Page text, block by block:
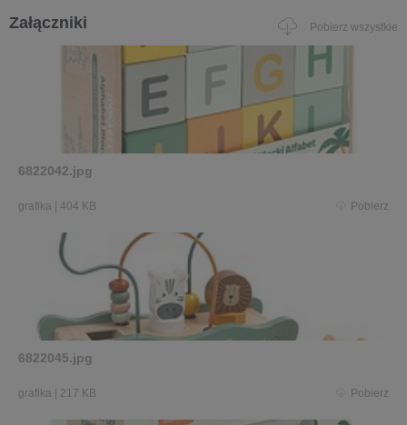
Załączniki Pobierz wszystkie
6822042.jpg
grafika 404 KB Pobierz
6822045.jpg
grafika 217 KB Pobierz